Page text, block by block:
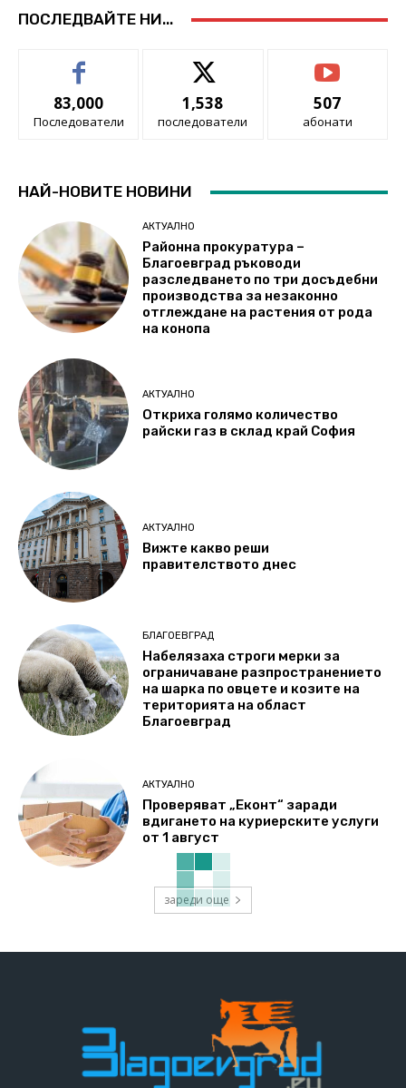
ПОСЛЕДВАЙТЕ НИ...
83,000
Последователи
1,538
последователи
507
абонати
НАЙ-НОВИТЕ НОВИНИ
АКТУАЛНО
Районна прокуратура –
Благоевград ръководи
разследването по три досъдебни
производства за незаконно
отглеждане на растения от рода
на конопа
АКТУАЛНО
Откриха голямо количество
райски газ в склад край София
АКТУАЛНО
Вижте какво реши
правителството днес
БЛАГОЕВГРАД
Набелязаха строги мерки за
ограничаване разпространението
на шарка по овцете и козите на
територията на област
Благоевград
АКТУАЛНО
Проверяват „Еконт“ заради
вдигането на куриерските услуги
от 1 август
зареди още